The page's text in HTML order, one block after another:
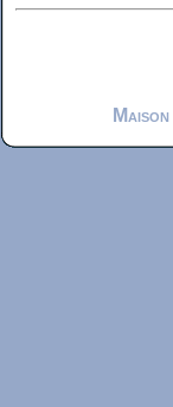
Maison